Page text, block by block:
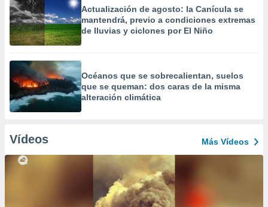
Actualización de agosto: la Canícula se
mantendrá, previo a condiciones extremas
de lluvias y ciclones por El Niño
Océanos que se sobrecalientan, suelos
que se queman: dos caras de la misma
alteración climática
Vídeos Más Vídeos